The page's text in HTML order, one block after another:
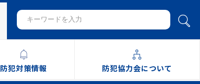
防犯対策情報 防犯協力会について